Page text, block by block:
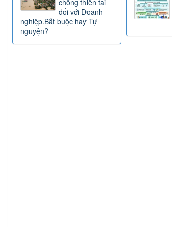
chống thiên tai
đối với Doanh
nghiệp.Bắt buộc hay Tự
nguyện?